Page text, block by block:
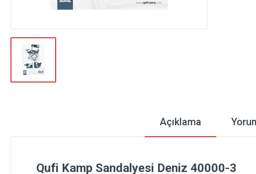
Açıklama
Qufi Kamp Sandalyesi Deniz 40000-3